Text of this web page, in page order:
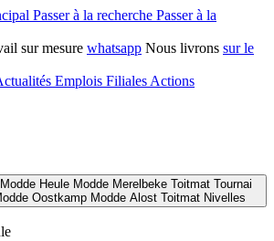
Passer à la recherche Passer à la
sur mesure whatsapp Nous livrons sur le
Emplois Filiales Actions
Modde Heule Modde Merelbeke Toitmat Tournai
Oostkamp Modde Alost Toitmat Nivelles